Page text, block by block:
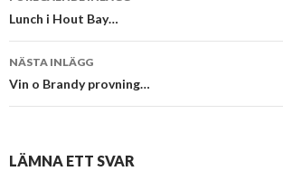
Lunch i Hout Bay…
NÄSTA INLÄGG
Vin o Brandy provning…
LÄMNA ETT SVAR